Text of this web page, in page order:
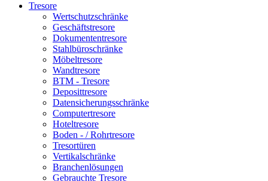
Tresore
Wertschutzschränke
Geschäftstresore
Dokumententresore
Stahlbüroschränke
Möbeltresore
Wandtresore
BTM - Tresore
Deposittresore
Datensicherungsschränke
Computertresore
Hoteltresore
Boden - / Rohrtresore
Tresortüren
Vertikalschränke
Branchenlösungen
Gebrauchte Tresore